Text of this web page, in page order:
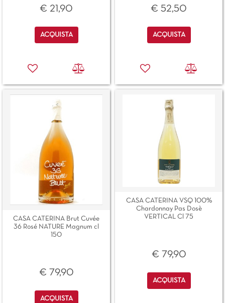
€ 21,90
Quantità
ACQUISTA
€ 52,50
Quantità
ACQUISTA
CASA CATERINA Brut Cuvée
36 Rosé NATURE Magnum cl
150
€ 79,90
Quantità
ACQUISTA
CASA CATERINA VSQ 100%
Chardonnay Pas Dosè
VERTICAL Cl 75
€ 79,90
Quantità
ACQUISTA